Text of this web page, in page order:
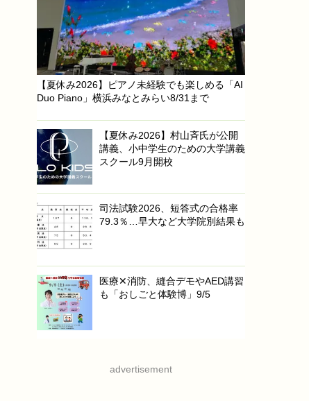
【夏休み2026】ピアノ未経験でも楽しめる「AI
Duo Piano」横浜みなとみらい8/31まで
【夏休み2026】村山斉氏が公開
講義、小中学生のための大学講義
スクール9月開校
司法試験2026、短答式の合格率
79.3％…早大など大学院別結果も
医療✕消防、縫合デモやAED講習
も「おしごと体験博」9/5
advertisement